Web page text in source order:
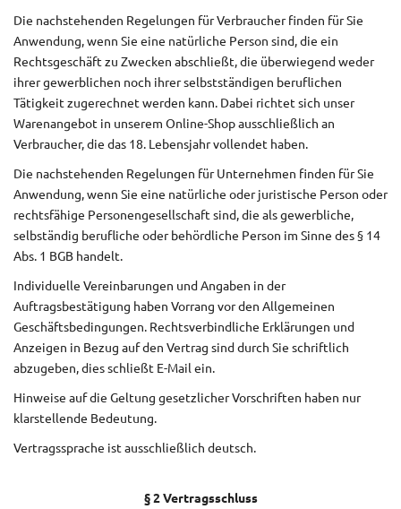
Die nachstehenden Regelungen für Verbraucher finden für Sie
Anwendung, wenn Sie eine natürliche Person sind, die ein
Rechtsgeschäft zu Zwecken abschließt, die überwiegend weder
ihrer gewerblichen noch ihrer selbstständigen beruflichen
Tätigkeit zugerechnet werden kann. Dabei richtet sich unser
Warenangebot in unserem Online-Shop ausschließlich an
Verbraucher, die das 18. Lebensjahr vollendet haben.
Die nachstehenden Regelungen für Unternehmen finden für Sie
Anwendung, wenn Sie eine natürliche oder juristische Person oder
rechtsfähige Personengesellschaft sind, die als gewerbliche,
selbständig berufliche oder behördliche Person im Sinne des § 14
Abs. 1 BGB handelt.
Individuelle Vereinbarungen und Angaben in der
Auftragsbestätigung haben Vorrang vor den Allgemeinen
Geschäftsbedingungen. Rechtsverbindliche Erklärungen und
Anzeigen in Bezug auf den Vertrag sind durch Sie schriftlich
abzugeben, dies schließt E-Mail ein.
Hinweise auf die Geltung gesetzlicher Vorschriften haben nur
klarstellende Bedeutung.
Vertragssprache ist ausschließlich deutsch.
§ 2 Vertragsschluss